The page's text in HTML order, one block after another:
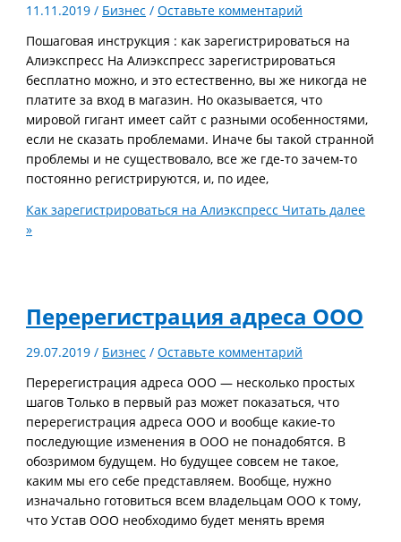
11.11.2019/ Бизнес /Оставьте комментарий
Пошаговая инструкция : как зарегистрироваться на
Алиэкспресс На Алиэкспресс зарегистрироваться
бесплатно можно, и это естественно, вы же никогда не
платите за вход в магазин. Но оказывается, что
мировой гигант имеет сайт с разными особенностями,
если не сказать проблемами. Иначе бы такой странной
проблемы и не существовало, все же где-то зачем-то
постоянно регистрируются, и, по идее,
Как зарегистрироваться на Алиэкспресс Читать далее
»
Перерегистрация адреса ООО
29.07.2019/ Бизнес /Оставьте комментарий
Перерегистрация адреса ООО — несколько простых
шагов Только в первый раз может показаться, что
перерегистрация адреса ООО и вообще какие-то
последующие изменения в ООО не понадобятся. В
обозримом будущем. Но будущее совсем не такое,
каким мы его себе представляем. Вообще, нужно
изначально готовиться всем владельцам ООО к тому,
что Устав ООО необходимо будет менять время